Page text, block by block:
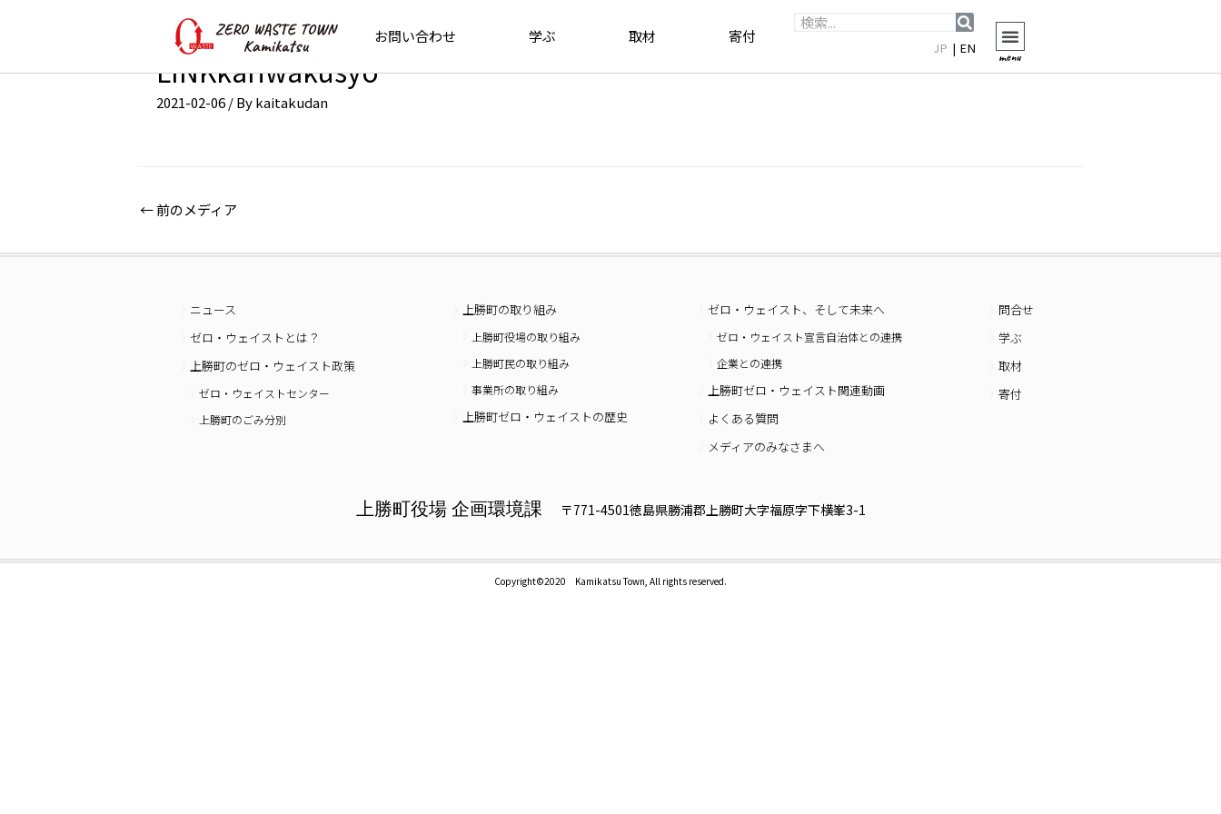
お問い合わせ 学ぶ 取材 寄付
JP |EN
menu
LINKkariwakusyo
2021-02-06/ Bykaitakudan
←前のメディア
ニュース
ゼロ・ウェイストとは？
上勝町のゼロ・ウェイスト政策
ゼロ・ウェイストセンター
上勝町のごみ分別
上勝町の取り組み
上勝町役場の取り組み
上勝町民の取り組み
事業所の取り組み
上勝町ゼロ・ウェイストの歴史
ゼロ・ウェイスト、そして未来へ
ゼロ・ウェイスト宣言自治体との連携
企業との連携
上勝町ゼロ・ウェイスト関連動画
よくある質問
メディアのみなさまへ
問合せ
学ぶ
取材
寄付
上勝町役場 企画環境課 〒771-4501徳島県勝浦郡上勝町大字福原字下横峯3-1
Copyright©2020 Kamikatsu Town, All rights reserved.